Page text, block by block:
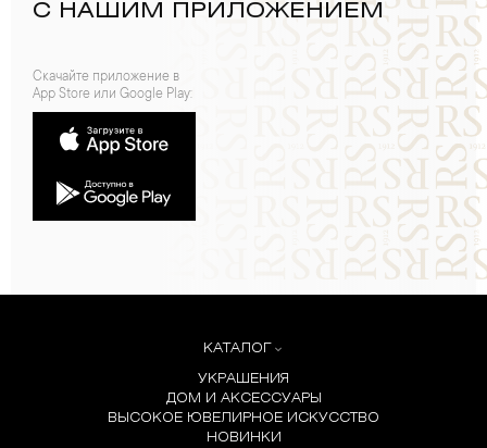
С НАШИМ ПРИЛОЖЕНИЕМ
Скачайте приложение в
App Store или Google Play:
КАТАЛОГ
УКРАШЕНИЯ
ДОМ И АКСЕССУАРЫ
ВЫСОКОЕ ЮВЕЛИРНОЕ ИСКУССТВО
НОВИНКИ